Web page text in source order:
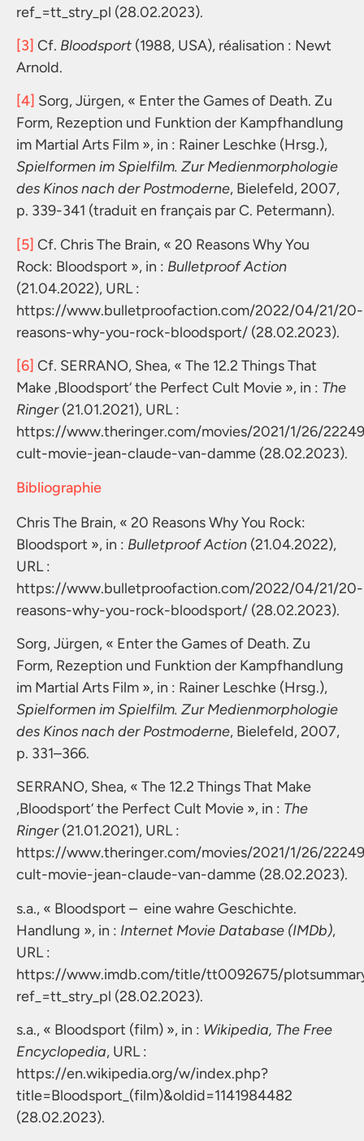
ref_=tt_stry_pl (28.02.2023).
[3] Cf. Bloodsport (1988, USA), réalisation : Newt
Arnold.
[4] Sorg, Jürgen, « Enter the Games of Death. Zu
Form, Rezeption und Funktion der Kampfhandlung
im Martial Arts Film », in : Rainer Leschke (Hrsg.),
Spielformen im Spielfilm. Zur Medienmorphologie
des Kinos nach der Postmoderne, Bielefeld, 2007,
p. 339-341 (traduit en français par C. Petermann).
[5] Cf. Chris The Brain, « 20 Reasons Why You
Rock: Bloodsport », in : Bulletproof Action
(21.04.2022), URL :
https://www.bulletproofaction.com/2022/04/21/20-
reasons-why-you-rock-bloodsport/ (28.02.2023).
[6] Cf. SERRANO, Shea, « The 12.2 Things That
Make ,Bloodsport‘ the Perfect Cult Movie », in : The
Ringer(21.01.2021), URL :
https://www.theringer.com/movies/2021/1/26/
cult-movie-jean-claude-van-damme (28.02.2023).
Bibliographie
Chris The Brain, « 20 Reasons Why You Rock:
Bloodsport », in : Bulletproof Action (21.04.2022),
URL :
https://www.bulletproofaction.com/2022/04/21/20-
reasons-why-you-rock-bloodsport/ (28.02.2023).
Sorg, Jürgen, « Enter the Games of Death. Zu
Form, Rezeption und Funktion der Kampfhandlung
im Martial Arts Film », in : Rainer Leschke (Hrsg.),
Spielformen im Spielfilm. Zur Medienmorphologie
des Kinos nach der Postmoderne, Bielefeld, 2007,
p. 331–366.
SERRANO, Shea, « The 12.2 Things That Make
,Bloodsport‘ the Perfect Cult Movie », in : The
Ringer(21.01.2021), URL :
https://www.theringer.com/movies/2021/1/26/
cult-movie-jean-claude-van-damme (28.02.2023).
s.a., « Bloodsport – eine wahre Geschichte.
Handlung », in : Internet Movie Database (IMDb),
URL :
https://www.imdb.com/title/tt0092675/
ref_=tt_stry_pl (28.02.2023).
s.a., « Bloodsport (film) », in : Wikipedia, The Free
Encyclopedia, URL :
https://en.wikipedia.org/w/index.php?
title=Bloodsport_(film)&oldid=1141984482
(28.02.2023).